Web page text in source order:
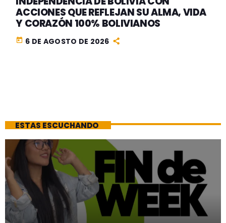
ACCIONES QUE REFLEJAN SU ALMA, VIDA
Y CORAZÓN 100% BOLIVIANOS
today 6 DE AGOSTO DE 2026
ESTAS ESCUCHANDO